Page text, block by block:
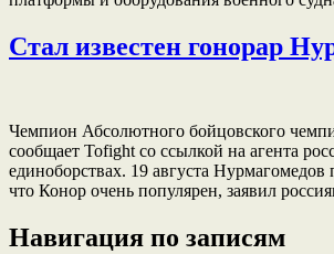
Стал известен гонорар
Чемпион Абсолютного бойцовского
сообщает Tofight со ссылкой на агента
единоборствах. 19 августа
что Конор очень популярен, заявил
Навигация по записям